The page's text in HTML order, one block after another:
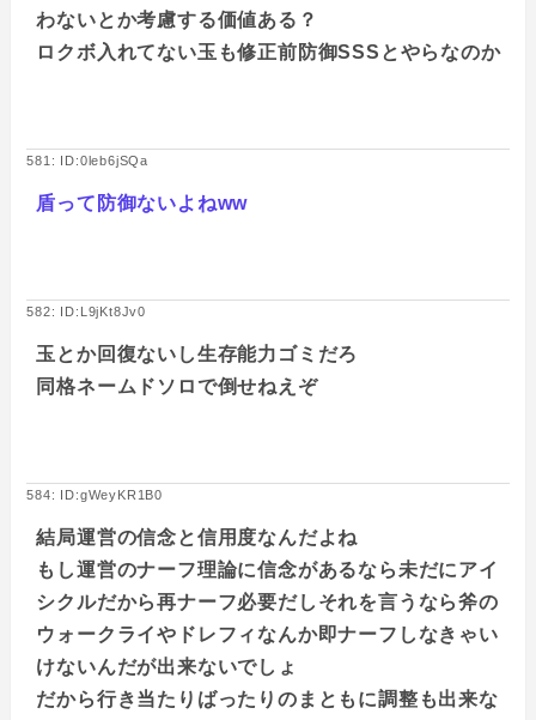
わないとか考慮する価値ある？
ロクボ入れてない玉も修正前防御SSSとやらなのか
581: ID:0leb6jSQa
盾って防御ないよねww
582: ID:L9jKt8Jv0
玉とか回復ないし生存能力ゴミだろ
同格ネームドソロで倒せねえぞ
584: ID:gWeyKR1B0
結局運営の信念と信用度なんだよね
もし運営のナーフ理論に信念があるなら未だにアイ
シクルだから再ナーフ必要だしそれを言うなら斧の
ウォークライやドレフィなんか即ナーフしなきゃい
けないんだが出来ないでしょ
だから行き当たりばったりのまともに調整も出来な